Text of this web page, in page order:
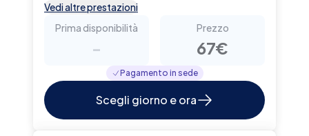
Vedi altre prestazioni
Prima disponibilità
-
Prezzo
67€
Pagamento in sede
Scegli giorno e ora